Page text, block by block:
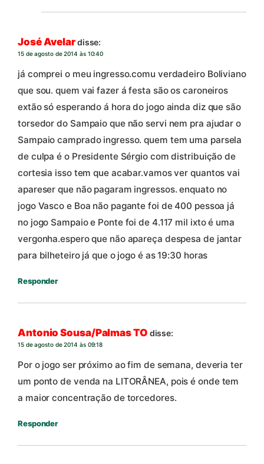
José Avelardisse:
15 de agosto de 2014 às 10:40
já comprei o meu ingresso.comu verdadeiro Boliviano
que sou. quem vai fazer á festa são os caroneiros
extão só esperando á hora do jogo ainda diz que são
torsedor do Sampaio que não servi nem pra ajudar o
Sampaio camprado ingresso. quem tem uma parsela
de culpa é o Presidente Sérgio com distribuição de
cortesia isso tem que acabar.vamos ver quantos vai
apareser que não pagaram ingressos. enquato no
jogo Vasco e Boa não pagante foi de 400 pessoa já
no jogo Sampaio e Ponte foi de 4.117 mil ixto é uma
vergonha.espero que não apareça despesa de jantar
para bilheteiro já que o jogo é as 19:30 horas
Responder
Antonio Sousa/Palmas TO disse:
15 de agosto de 2014 às 09:18
Por o jogo ser próximo ao fim de semana, deveria ter
um ponto de venda na LITORÂNEA, pois é onde tem
a maior concentração de torcedores.
Responder